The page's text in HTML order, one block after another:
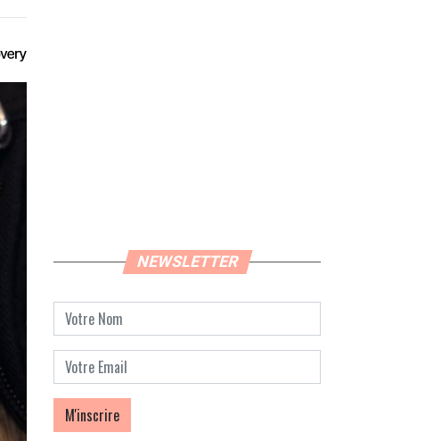
NEWSLETTER